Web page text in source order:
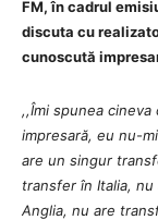
FM, în cadrul
discuta cu
cunoscută
,,Îmi spunea cineva
impresară, eu nu-
are un singur
transfer în Italia,
Anglia, nu are